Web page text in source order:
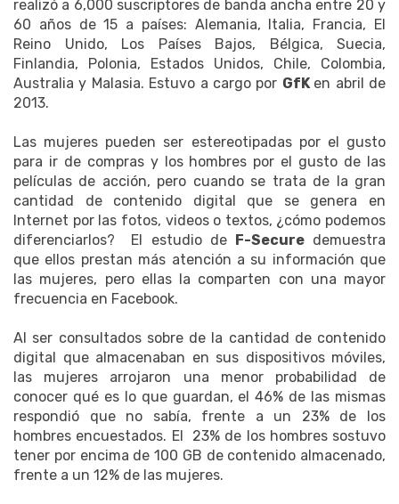
realizó a 6,000 suscriptores de banda ancha entre 20 y
60 años de 15 a países: Alemania, Italia, Francia, El
Reino Unido, Los Países Bajos, Bélgica, Suecia,
Finlandia, Polonia, Estados Unidos, Chile, Colombia,
Australia y Malasia. Estuvo a cargo por GfK en abril de
2013.
Las mujeres pueden ser estereotipadas por el gusto
para ir de compras y los hombres por el gusto de las
películas de acción, pero cuando se trata de la gran
cantidad de contenido digital que se genera en
Internet por las fotos, videos o textos, ¿cómo podemos
diferenciarlos? El estudio de F-Securedemuestra
que ellos prestan más atención a su información que
las mujeres, pero ellas la comparten con una mayor
frecuencia en Facebook.
Al ser consultados sobre de la cantidad de contenido
digital que almacenaban en sus dispositivos móviles,
las mujeres arrojaron una menor probabilidad de
conocer qué es lo que guardan, el 46% de las mismas
respondió que no sabía, frente a un 23% de los
hombres encuestados. El 23% de los hombres sostuvo
tener por encima de 100 GB de contenido almacenado,
frente a un 12% de las mujeres.